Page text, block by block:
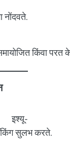
नोंदवते.
किंवा परत
सुलभ करते.